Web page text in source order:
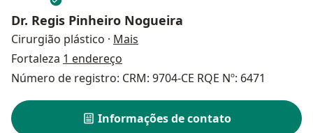
Dr. Regis Pinheiro Nogueira
Cirurgião plástico · Mais
Fortaleza 1 endereço
Número de registro: CRM: 9704-CE RQE Nº: 6471
Informações de contato